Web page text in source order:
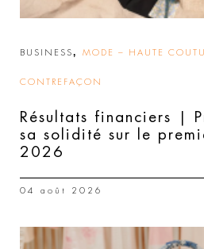
BUSINESS, MODE – HAUTE
CONTREFAÇON
Résultats financiers |
sa solidité sur le
2026
04 août 2026